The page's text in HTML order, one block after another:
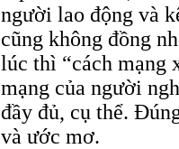
người lao động và
cũng không đồng
lúc thì “cách mạng
mạng của người
đầy đủ, cụ thể.
và ước mơ.